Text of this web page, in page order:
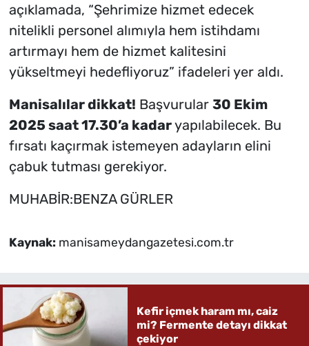
açıklamada, “Şehrimize hizmet edecek
nitelikli personel alımıyla hem istihdamı
artırmayı hem de hizmet kalitesini
yükseltmeyi hedefliyoruz” ifadeleri yer aldı.
Manisalılar dikkat! Başvurular 30 Ekim
2025 saat 17.30’a kadaryapılabilecek. Bu
fırsatı kaçırmak istemeyen adayların elini
çabuk tutması gerekiyor.
MUHABİR:BENZA GÜRLER
Kaynak: manisameydangazetesi.com.tr
Kefir içmek haram mı, caiz
mi? Fermente detayı dikkat
çekiyor